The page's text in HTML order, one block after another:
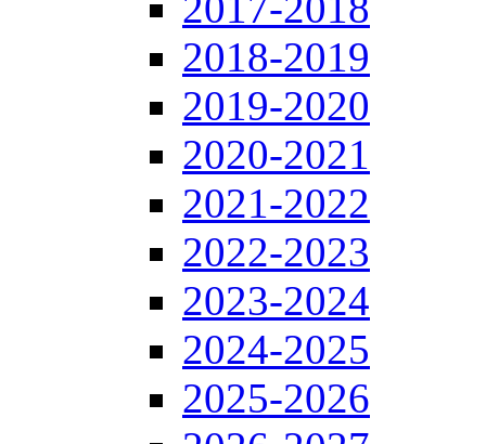
2018-2019
2019-2020
2020-2021
2021-2022
2022-2023
2023-2024
2024-2025
2025-2026